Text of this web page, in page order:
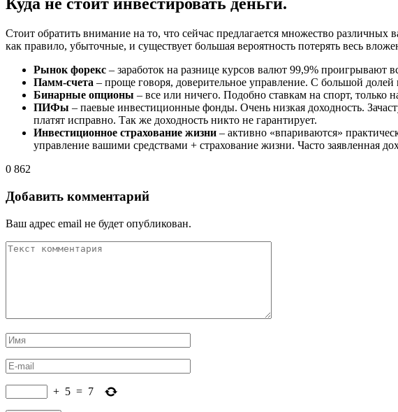
Стоит обратить внимание на то, что сейчас предлагается множество различных
как правило, убыточные, и существует большая вероятность потерять весь
Рынок форекс – заработок на разнице курсов валют 99,9% проигрывают
Памм-счета – проще говоря, доверительное управление. С большой
Бинарные опционы – все или ничего. Подобно ставкам на спорт, только
ПИФы – паевые инвестиционные фонды. Очень низкая доходность.
платят исправно. Так же доходность никто не гарантирует.
Инвестиционное страхование жизни – активно «впариваются»
управление вашими средствами + страхование жизни. Часто заявленная
0 862
Добавить комментарий
Ваш адрес email не будет опубликован.
+ 5 = 7